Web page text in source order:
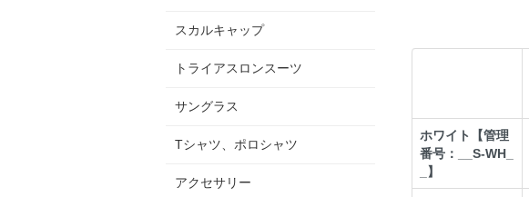
ホワイト【管理
番号：__S-WH_
_】
スカルキャップ
トライアスロンスーツ
サングラス
Tシャツ、ポロシャツ
アクセサリー